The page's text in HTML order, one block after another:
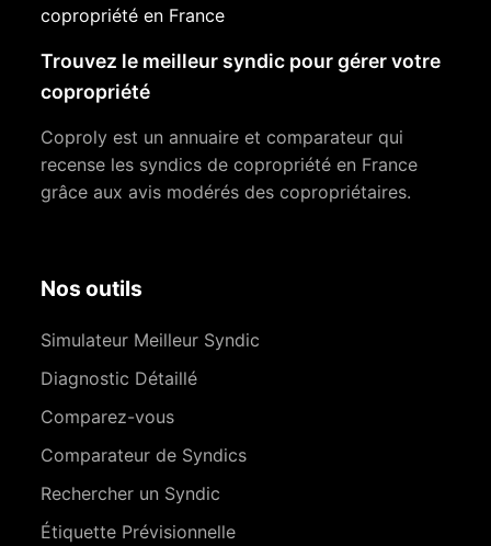
copropriété en France
Trouvez le meilleur syndic pour gérer votre
copropriété
Coproly est un annuaire et comparateur qui
recense les syndics de copropriété en France
grâce aux avis modérés des copropriétaires.
Nos outils
Simulateur Meilleur Syndic
Diagnostic Détaillé
Comparez-vous
Comparateur de Syndics
Rechercher un Syndic
Étiquette Prévisionnelle